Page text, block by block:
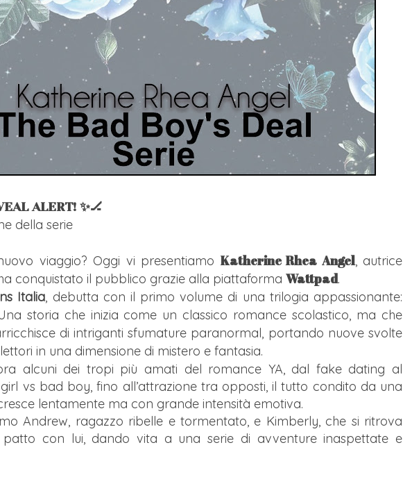
ALERT! ✨🏒
della serie
viaggio? Oggi vi presentiamo Katherine Rhea Angel, autrice
conquistato il pubblico grazie alla piattaforma Wattpad.
Italia, debutta con il primo volume di una trilogia appassionante:
storia che inizia come un classico romance scolastico, ma che
di intriganti sfumature paranormal, portando nuove svolte
in una dimensione di mistero e fantasia.
alcuni dei tropi più amati del romance YA, dal fake dating al
vs bad boy, fino all’attrazione tra opposti, il tutto condito da una
lentamente ma con grande intensità emotiva.
Andrew, ragazzo ribelle e tormentato, e Kimberly, che si ritrova
con lui, dando vita a una serie di avventure inaspettate e